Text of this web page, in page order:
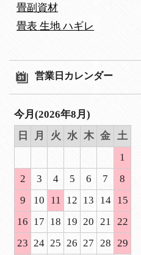
畳副資材
畳表 生地 ハギレ
営業日カレンダー
今月(2026年8月)
日
月 火 水 木 金 土
1
2
3 4 5 6 7
8
9
10 11 12 13 14 15
16 17 18 19 20 21 22
23 24 25 26 27 28 29